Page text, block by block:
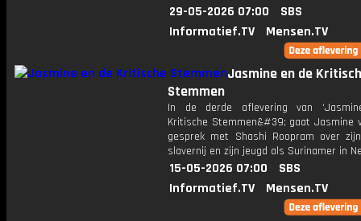
29-05-2026 07:00
SBS
Informatief.TV
Mensen.TV
Jasmine en de
Stemmen
In de derde aflevering van
Kritische Stemmen&#39; gaat Jasmine
gesprek met Shashi Roopram over
slavernij en zijn jeugd als Surinamer in
15-05-2026 07:00
SBS
Informatief.TV
Mensen.TV